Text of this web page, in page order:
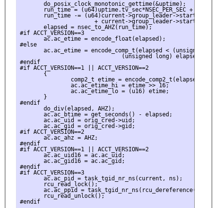
       do_posix_clock_monotonic_gettime(&uptime);
run_time = (u64)uptime.tv_sec*NSEC_PER_SEC +
run_time -= (u64)current->group_leader-
+ current->group_leader-
       elapsed = nsec_to_AHZ(run_time);
#if ACCT_VERSION==3
       ac.ac_etime = encode_float(elapsed);
#else
ac.ac_etime = encode_comp_t(elapsed < (unsigned
(unsigned long) elapsed :
#endif
#if ACCT_VERSION==1 || ACCT_VERSION==2
       {
               comp2_t etime = encode_comp2_t(elapsed);
               ac.ac_etime_hi = etime >> 16;
               ac.ac_etime_lo = (u16) etime;
       }
#endif
       do_div(elapsed, AHZ);
       ac.ac_btime = get_seconds() - elapsed;
       ac.ac_uid = orig_cred->uid;
       ac.ac_gid = orig_cred->gid;
#if ACCT_VERSION==2
       ac.ac_ahz = AHZ;
#endif
#if ACCT_VERSION==1 || ACCT_VERSION==2
       ac.ac_uid16 = ac.ac_uid;
       ac.ac_gid16 = ac.ac_gid;
#endif
#if ACCT_VERSION==3
       ac.ac_pid = task_tgid_nr_ns(current, ns);
       rcu_read_lock();
ac.ac_ppid =
       rcu_read_unlock();
#endif